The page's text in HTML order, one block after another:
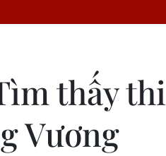
thấy
Vương